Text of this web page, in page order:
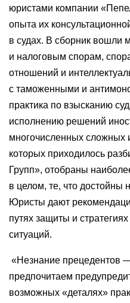
юристами компании
опыта их
в судах. В сборник вошли
и налоговым спорам,
отношений и
с таможенными и
практика по взысканию
исполнению решений
многочисленных сложных
которых приходилось
Групп», отобраны
в целом, те, что достойны
Юристы дают
путях защиты и
ситуаций.
«Незнание прецедентов
предпочитаем
возможных «деталях»